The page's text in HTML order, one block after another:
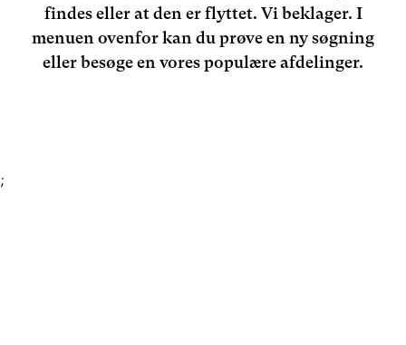
findes eller at den er flyttet. Vi beklager. I
menuen ovenfor kan du prøve en ny søgning
eller besøge en vores populære afdelinger.
;